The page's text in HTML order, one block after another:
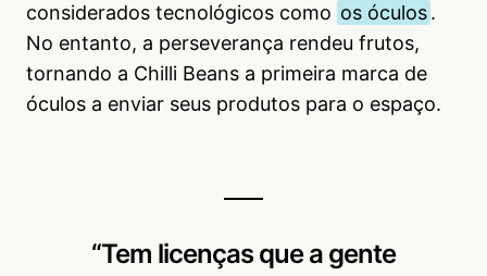
considerados tecnológicos como os óculos.
No entanto, a perseverança rendeu frutos,
tornando a Chilli Beans a primeira marca de
óculos a enviar seus produtos para o espaço.
“Tem licenças que a gente